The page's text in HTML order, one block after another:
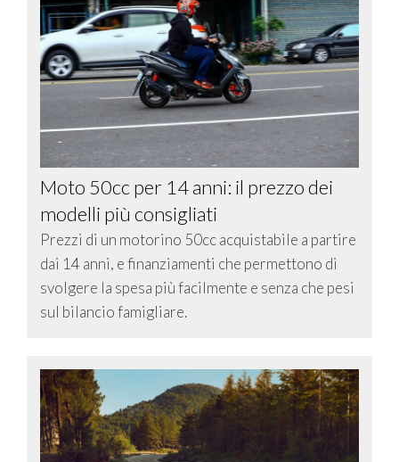
Moto 50cc per 14 anni: il prezzo dei
modelli più consigliati
Prezzi di un motorino 50cc acquistabile a partire
dai 14 anni, e finanziamenti che permettono di
svolgere la spesa più facilmente e senza che pesi
sul bilancio famigliare.